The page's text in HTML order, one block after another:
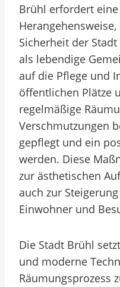
Brühl erfordert
Sicherheit der
als lebendige
auf die Pflege und
öffentlichen Plätze
regelmäßige
Verschmutzungen
gepflegt und ein
werden. Diese
zur ästhetischen
auch zur
Einwohner und
Die Stadt Brühl
und moderne
Räumungsprozess